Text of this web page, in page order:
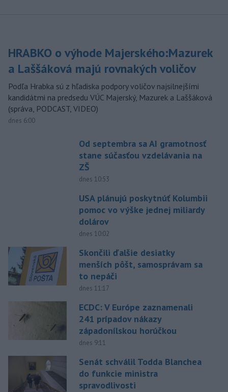
HRABKO o výhode Majerského:Mazurek
a Laššáková majú rovnakých voličov
Podľa Hrabka sú z hľadiska podpory voličov najsilnejšími
kandidátmi na predsedu VÚC Majerský, Mazurek a Laššáková
(správa, PODCAST, VIDEO)
dnes 6:00
Od septembra sa AI gramotnosť
stane súčasťou vzdelávania na
ZŠ
dnes 10:53
USA plánujú poskytnúť Kolumbii
pomoc vo výške jednej miliardy
dolárov
dnes 10:02
Skončili ďalšie desiatky
menších pôšt, samosprávam sa
to nepáči
dnes 11:17
ECDC: V Európe zaznamenali
241 prípadov nákazy
západonílskou horúčkou
dnes 9:11
Senát schválil Todda Blanchea
do funkcie ministra
spravodlivosti